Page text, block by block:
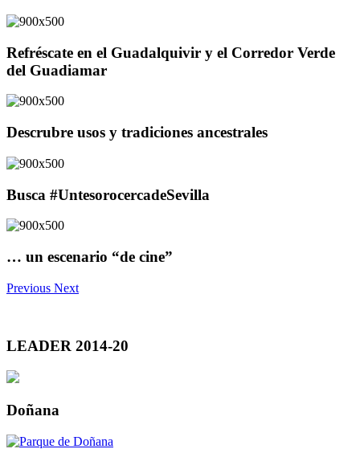
Refréscate en el Guadalquivir y el Corredor Verde
del Guadiamar
Descrubre usos y tradiciones ancestrales
Busca #UntesorocercadeSevilla
… un escenario “de cine”
Previous Next
LEADER 2014-20
Doñana